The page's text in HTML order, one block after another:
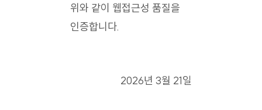
위와 같이 웹접근성 품질을
인증합니다.
2026년 3월 21일